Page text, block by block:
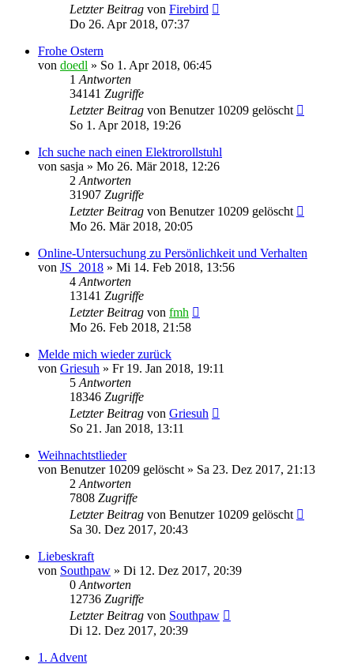
Letzter Beitrag von Firebird
Do 26. Apr 2018, 07:37
Frohe Ostern
von doedl » So 1. Apr 2018, 06:45
1 Antworten
34141 Zugriffe
Letzter Beitrag von Benutzer 10209 gelöscht
So 1. Apr 2018, 19:26
Ich suche nach einen Elektrorollstuhl
von sasja » Mo 26. Mär 2018, 12:26
2 Antworten
31907 Zugriffe
Letzter Beitrag von Benutzer 10209 gelöscht
Mo 26. Mär 2018, 20:05
Online-Untersuchung zu Persönlichkeit und Verhalten
von JS_2018 » Mi 14. Feb 2018, 13:56
4 Antworten
13141 Zugriffe
Letzter Beitrag von fmh
Mo 26. Feb 2018, 21:58
Melde mich wieder zurück
von Griesuh » Fr 19. Jan 2018, 19:11
5 Antworten
18346 Zugriffe
Letzter Beitrag von Griesuh
So 21. Jan 2018, 13:11
Weihnachtstlieder
von Benutzer 10209 gelöscht » Sa 23. Dez 2017, 21:13
2 Antworten
7808 Zugriffe
Letzter Beitrag von Benutzer 10209 gelöscht
Sa 30. Dez 2017, 20:43
Liebeskraft
von Southpaw » Di 12. Dez 2017, 20:39
0 Antworten
12736 Zugriffe
Letzter Beitrag von Southpaw
Di 12. Dez 2017, 20:39
1. Advent